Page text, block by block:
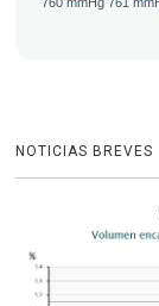
NOTICIAS BREVES